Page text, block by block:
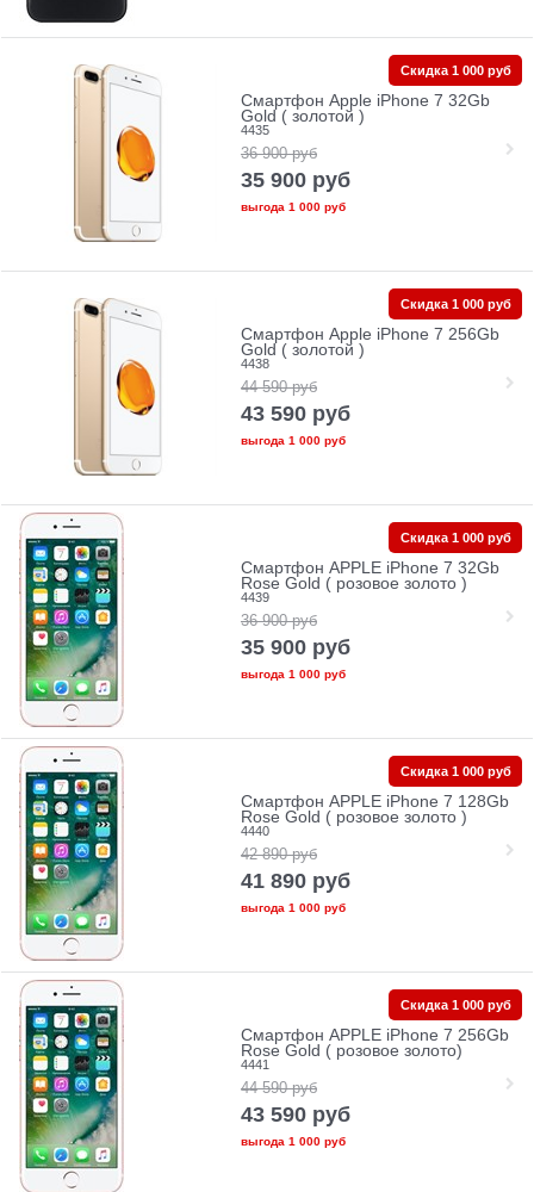
Смартфон Apple iPhone 7 32Gb
Gold ( золотой )
4435
36 900 руб
35 900 руб
выгода 1 000 руб
Скидка 1 000 руб
Смартфон Apple iPhone 7 256Gb
Gold ( золотой )
4438
44 590 руб
43 590 руб
выгода 1 000 руб
Скидка 1 000 руб
Смартфон APPLE iPhone 7 32Gb
Rose Gold ( розовое золото )
4439
36 900 руб
35 900 руб
выгода 1 000 руб
Скидка 1 000 руб
Смартфон APPLE iPhone 7 128Gb
Rose Gold ( розовое золото )
4440
42 890 руб
41 890 руб
выгода 1 000 руб
Скидка 1 000 руб
Смартфон APPLE iPhone 7 256Gb
Rose Gold ( розовое золото)
4441
44 590 руб
43 590 руб
выгода 1 000 руб
Скидка 1 000 руб